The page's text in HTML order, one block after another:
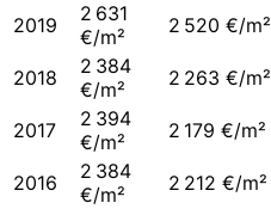
2019
2 631
€/m²
2 520 €/m²
2018
2 384
€/m²
2 263 €/m²
2017
2 394
€/m²
2 179 €/m²
2016
2 384
€/m²
2 212 €/m²